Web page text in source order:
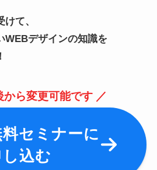
て、
WEBデザインの知識を
から変更可能です ／
セミナーに
し込む